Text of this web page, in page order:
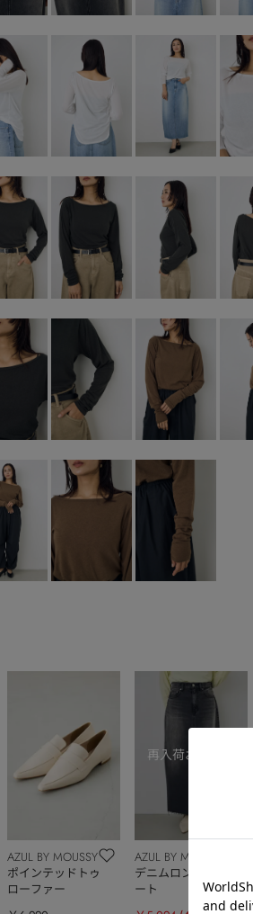
AZUL BY MOUSSY
ポインテッドトゥ
ローファー
AZUL BY MOUSSY
デニムロングスカ
ート